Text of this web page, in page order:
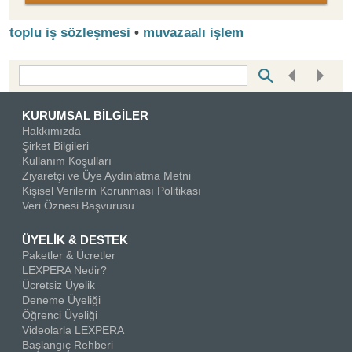
toplu iş sözleşmesi • muvazaalı işlem
KURUMSAL BİLGİLER
Hakkımızda
Şirket Bilgileri
Kullanım Koşulları
Ziyaretçi ve Üye Aydınlatma Metni
Kişisel Verilerin Korunması Politikası
Veri Öznesi Başvurusu
ÜYELİK & DESTEK
Paketler & Ücretler
LEXPERA Nedir?
Ücretsiz Üyelik
Deneme Üyeliği
Öğrenci Üyeliği
Videolarla LEXPERA
Başlangıç Rehberi